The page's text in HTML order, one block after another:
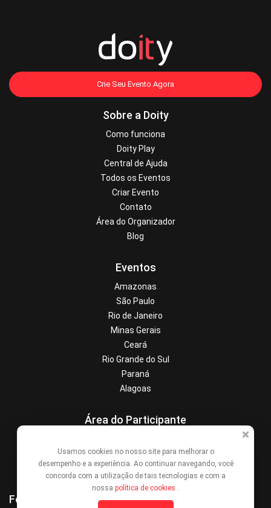
Crie Seu Evento Agora
Sobre a Doity
Como funciona
Doity Play
Central de Ajuda
Todos os Eventos
Criar Evento
Contato
Área do Organizador
Blog
Eventos
Amazonas
São Paulo
Rio de Janeiro
Minas Gerais
Ceará
Rio Grande do Sul
Paraná
Alagoas
Área do Participante
Denunciar este evento
Contato
Formas de Pagamento
Usamos cookies no nosso site para melhorar o
desempenho e a experiência. Ao continuar navegando, você
concorda com a utilização de tais tecnologias e com a
nossa política de cookies .